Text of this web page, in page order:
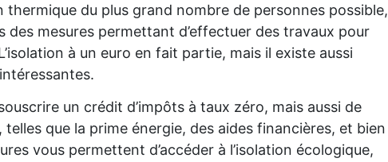
thermique du plus grand nombre de personnes possible,
des mesures permettant d’effectuer des travaux pour
à un euro en fait partie, mais il existe aussi
un crédit d’impôts à taux zéro, mais aussi de
telles que la prime énergie, des aides financières, et bien
vous permettent d’accéder à l’isolation écologique,